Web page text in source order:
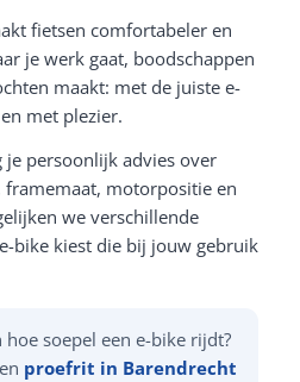
fietsen comfortabeler en
je werk gaat, boodschappen
maakt: met de juiste e-
met plezier.
persoonlijk advies over
motorpositie en
we verschillende
bike kiest die bij jouw gebruik
soepel een e-bike rijdt?
proefrit in Barendrecht